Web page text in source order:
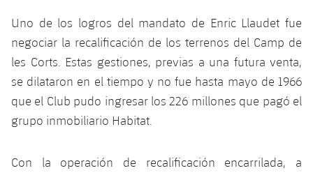
Uno de los logros del mandato de Enric Llaudet fue
negociar la recalificación de los terrenos del Camp de
les Corts. Estas gestiones, previas a una futura venta,
se dilataron en el tiempo y no fue hasta mayo de 1966
que el Club pudo ingresar los 226 millones que pagó el
grupo inmobiliario Habitat.
Con la operación de recalificación encarrilada, a